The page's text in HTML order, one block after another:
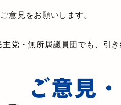
意見をお願いします。
党・無所属議員団でも、引